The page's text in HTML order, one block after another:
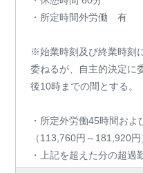
・所定時間外労働 有
※始業時刻及び終業時刻
委ねるが、自主的決定に
後10時までの間とする。
・所定外労働45時間お
（113,760円～181,920
・上記を超えた分の超過